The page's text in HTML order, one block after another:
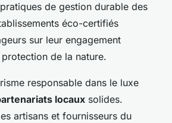
de gestion durable des
éco-certifiés
sur leur engagement
de la nature.
responsable dans le luxe
locaux solides.
artisans et fournisseurs du